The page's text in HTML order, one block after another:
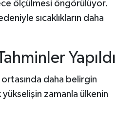
ölçülmesi öngörülüyor.
sıcaklıkların daha
Yapıldı
ortasında daha belirgin
zamanla ülkenin